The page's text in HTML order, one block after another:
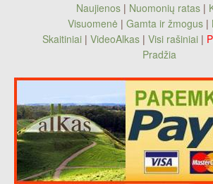
Naujienos| Nuomonių ratas|
Visuomenė | Gamta ir žmogus |
Skaitiniai | VideoAlkas | Visi rašiniai |
Pradžia